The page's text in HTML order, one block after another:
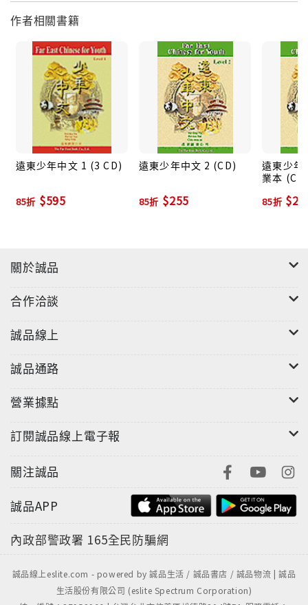
作者相關書籍
遠東少年中文 1 (3 CD)
85折 $595
遠東少年中文 2 (CD)
85折 $255
遠東少年
業本
85折
關於誠品
合作洽談
誠品線上
誠品通路
營業據點
訂閱誠品線上電子報
關注誠品
誠品APP
內政部警政署 165全民防騙網
誠品線上eslite.com - powered by 誠品生活 / 誠品書店 / 誠品物流 | 誠品
生活股份有限公司 (eslite Spectrum Corporation)